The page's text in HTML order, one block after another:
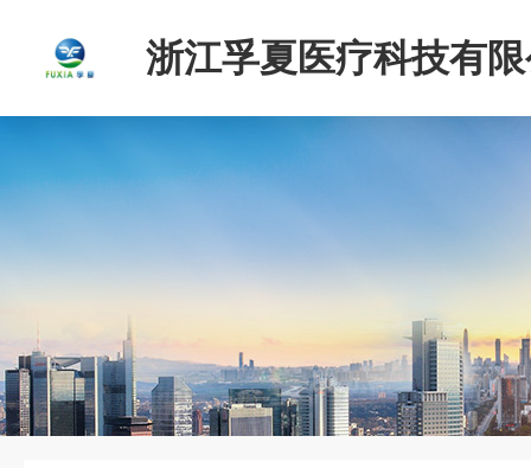
浙江孚夏医疗科技有